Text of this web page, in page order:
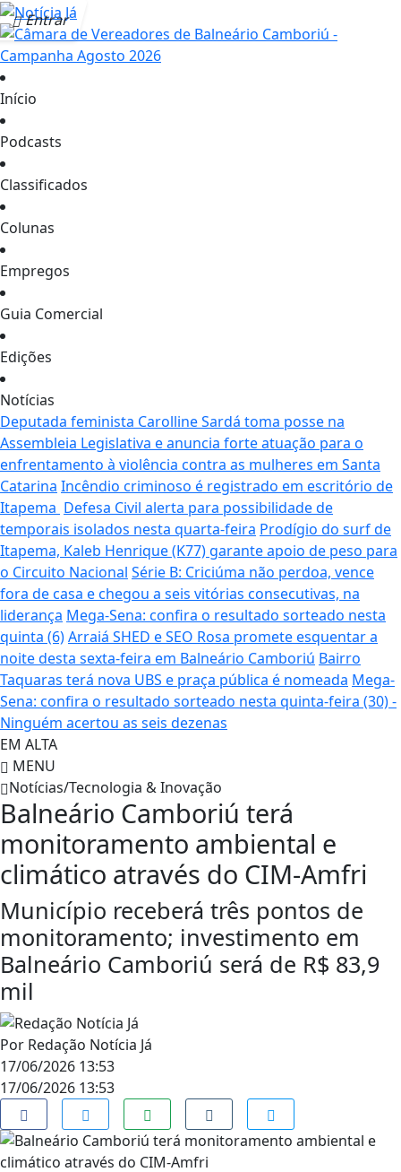
Entrar
Início
Podcasts
Classificados
Colunas
Empregos
Guia Comercial
Edições
Notícias
Deputada feminista Carolline Sardá toma posse na
Assembleia Legislativa e anuncia forte atuação para o
enfrentamento à violência contra as mulheres em Santa
Catarina Incêndio criminoso é registrado em escritório de
Itapema Defesa Civil alerta para possibilidade de
temporais isolados nesta quarta-feira Prodígio do surf de
Itapema, Kaleb Henrique (K77) garante apoio de peso para
o Circuito Nacional Série B: Criciúma não perdoa, vence
fora de casa e chegou a seis vitórias consecutivas, na
liderança Mega-Sena: confira o resultado sorteado nesta
quinta (6)Arraiá SHED e SEO Rosa promete esquentar a
noite desta sexta-feira em Balneário Camboriú Bairro
Taquaras terá nova UBS e praça pública é nomeada Mega-
Sena: confira o resultado sorteado nesta quinta-feira (30) -
Ninguém acertou as seis dezenas
EM ALTA
MENU
Notícias/Tecnologia & Inovação
Balneário Camboriú terá
monitoramento ambiental e
climático através do CIM-Amfri
Município receberá três pontos de
monitoramento; investimento em
Balneário Camboriú será de R$ 83,9
mil
Por Redação Notícia Já
17/06/2026 13:53
17/06/2026 13:53